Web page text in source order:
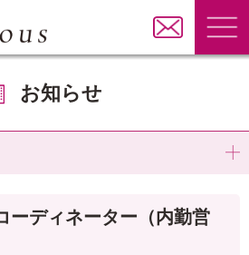
お知らせ
ーディネーター（内勤営